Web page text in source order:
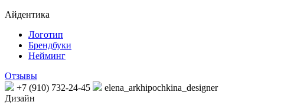
Айдентика
Логотип
Брендбуки
Нейминг
Отзывы
+7 (910) 732-24-45
elena_arkhipochkina_designer
Дизайн